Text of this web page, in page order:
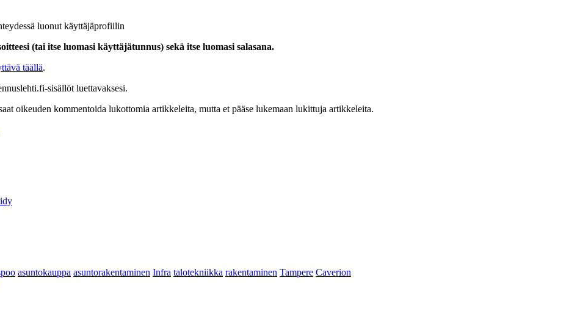
luonut käyttäjäprofiilin
(tai itse luomasi käyttäjätunnus) sekä itse luomasi salasana.
täällä.
sisällöt luettavaksesi.
oikeuden kommentoida lukottomia artikkeleita, mutta et pääse lukemaan lukittuja artikkeleita.
asuntokauppa asuntorakentaminen Infra talotekniikka rakentaminen Tampere Caverion